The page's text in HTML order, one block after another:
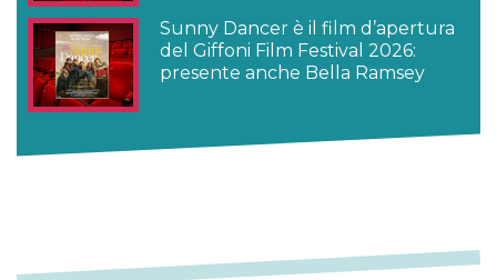
Sunny Dancer è il film d’apertura
del Giffoni Film Festival 2026:
presente anche Bella Ramsey